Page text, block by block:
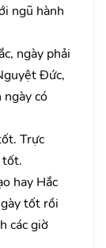
ngũ hành
ngày phải
Đức,
có
Trực
tốt.
hay Hắc
tốt rồi
các giờ